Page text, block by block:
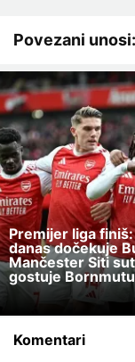
Povezani unosi:
Premijer liga
danas dočekuje
Mančester Siti
gostuje Bornmutu
Komentari